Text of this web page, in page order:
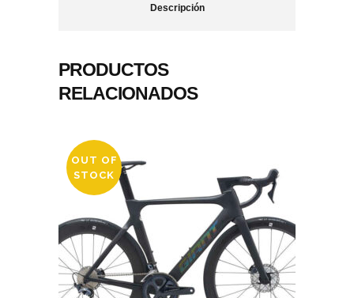
Descripción
PRODUCTOS
RELACIONADOS
OUT OF
STOCK